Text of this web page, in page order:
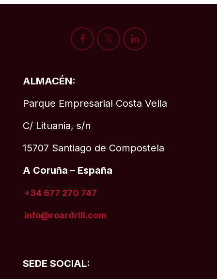
SEDE SOCIAL:
ALMACÉN:
Parque Empresarial Costa Vella
C/ Lituania, s/n
15707 Santiago de Compostela
A Coruña – España
+34 677 270 747
info@roardrill.com